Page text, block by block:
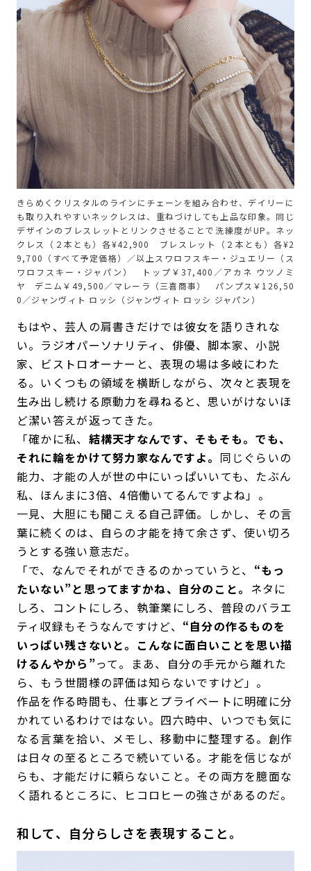
きらめくクリスタルのラインにチェーンを組み合わせ、デイリーに
も取り入れやすいネックレスは、重ねづけしても上品な印象。同じ
デザインのブレスレットとリンクさせることで洗練度がUP。ネッ
クレス（２本とも）各¥42,900 ブレスレット（２本とも）各¥2
9,700（すべて予定価格）／以上スワロフスキー・ジュエリー（ス
ワロフスキー・ジャパン） トップ￥37,400／アカネ ウツノミ
ヤ デニム￥49,500／マレーラ（三喜商事） パンプス￥126,50
0／ジャンヴィト ロッシ（ジャンヴィト ロッシ ジャパン）
もはや、芸人の肩書きだけでは彼女を語りきれな
い。ラジオパーソナリティ、俳優、脚本家、小説
家、ビストロオーナーと、表現の場は多岐にわた
る。いくつもの領域を横断しながら、次々と表現を
生み出し続ける原動力を尋ねると、思いがけないほ
ど潔い答えが返ってきた。
「確かに私、 結構天才なんです、そもそも。でも、
それに輪をかけて努力家なんですよ。 同じぐらいの
能力、才能の人が世の中にいっぱいいても、たぶん
私、ほんまに3倍、4倍働いてるんですよね」。
一見、大胆にも聞こえる自己評価。しかし、その言
葉に続くのは、自らの才能を持て余さず、使い切ろ
うとする強い意志だ。
「で、なんでそれができるのかっていうと、 “もっ
たいない”と思ってますかね、自分のこと。 ネタに
しろ、コントにしろ、執筆業にしろ、普段のバラエ
ティ収録もそうなんですけど、 “自分の作るものを
いっぱい残さないと。こんなに面白いことを思い描
けるんやから”って。まあ、自分の手元から離れた
ら、もう世間様の評価は知らないですけど」。
作品を作る時間も、仕事とプライベートに明確に分
かれているわけではない。四六時中、いつでも気に
なる言葉を拾い、メモし、移動中に整理する。創作
は日々の至るところで続いている。才能を信じなが
らも、才能だけに頼らないこと。その両方を臆面な
く語れるところに、ヒコロヒーの強さがあるのだ。
和して、自分らしさを表現すること。